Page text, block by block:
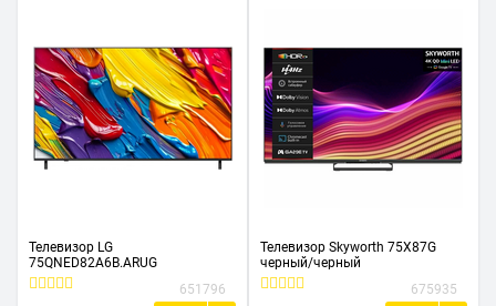
Телевизор LG
75QNED82A6B.ARUG
651796
Телевизор Skyworth 75X87G
черный/черный
675935